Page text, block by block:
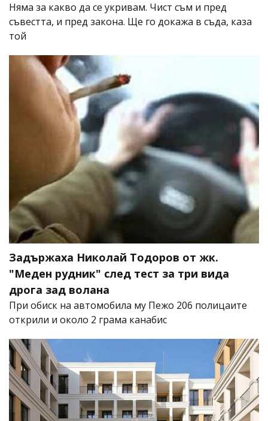
Няма за какво да се укривам. Чист съм и пред
съвестта, и пред закона. Ще го докажа в съда, каза
той
Задържаха Николай Тодоров от жк.
"Меден рудник" след тест за три вида
дрога зад волана
При обиск на автомобила му Пежо 206 полицаите
открили и около 2 грама канабис